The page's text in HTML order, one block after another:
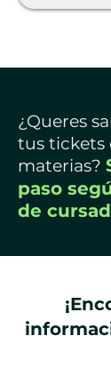
¿Queres
tus tickets
materias?
paso
de